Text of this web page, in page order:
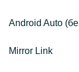
Android Auto
Mirror Link